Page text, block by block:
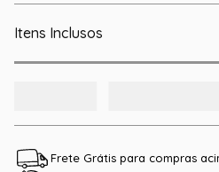
Itens Inclusos
Frete Grátis para compras